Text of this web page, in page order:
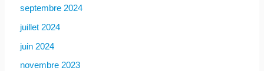
septembre 2024
juillet 2024
juin 2024
novembre 2023